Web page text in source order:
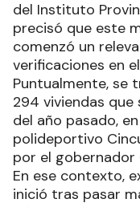
del Instituto
precisó que este
comenzó un
verificaciones en
Puntualmente, se
294 viviendas
del año pasado,
polideportivo
por el gobernador
En ese contexto,
inició tras pasar